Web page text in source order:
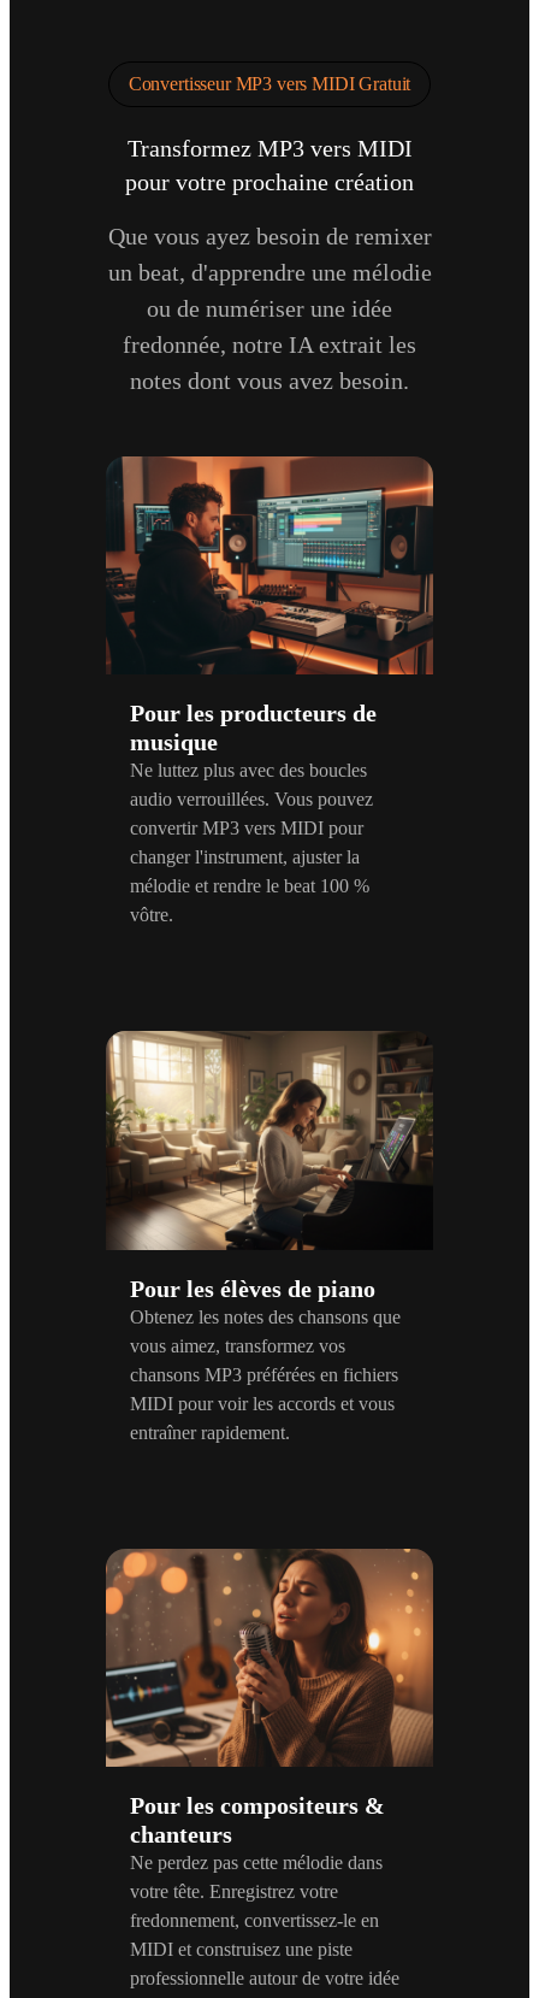
Convertisseur MP3 vers MIDI Gratuit
Transformez MP3 vers MIDI
pour votre prochaine création
Que vous ayez besoin de remixer
un beat, d'apprendre une mélodie
ou de numériser une idée
fredonnée, notre IA extrait les
notes dont vous avez besoin.
Pour les producteurs de
musique
Ne luttez plus avec des boucles
audio verrouillées. Vous pouvez
convertir MP3 vers MIDI pour
changer l'instrument, ajuster la
mélodie et rendre le beat 100 %
vôtre.
Pour les élèves de piano
Obtenez les notes des chansons que
vous aimez, transformez vos
chansons MP3 préférées en fichiers
MIDI pour voir les accords et vous
entraîner rapidement.
Pour les compositeurs &
chanteurs
Ne perdez pas cette mélodie dans
votre tête. Enregistrez votre
fredonnement, convertissez-le en
MIDI et construisez une piste
professionnelle autour de votre idée